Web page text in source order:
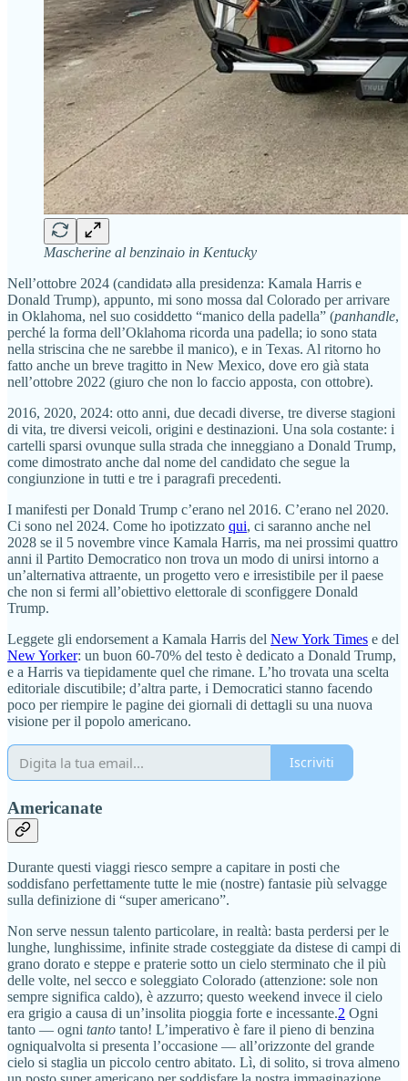
Mascherine al benzinaio in Kentucky
Nell’ottobre 2024 (candidatə alla presidenza: Kamala Harris e
Donald Trump), appunto, mi sono mossa dal Colorado per arrivare
in Oklahoma, nel suo cosiddetto “manico della padella” (panhandle,
perché la forma dell’Oklahoma ricorda una padella; io sono stata
nella striscina che ne sarebbe il manico), e in Texas. Al ritorno ho
fatto anche un breve tragitto in New Mexico, dove ero già stata
nell’ottobre 2022 (giuro che non lo faccio apposta, con ottobre).
2016, 2020, 2024: otto anni, due decadi diverse, tre diverse stagioni
di vita, tre diversi veicoli, origini e destinazioni. Una sola costante: i
cartelli sparsi ovunque sulla strada che inneggiano a Donald Trump,
come dimostrato anche dal nome del candidato che segue la
congiunzione in tutti e tre i paragrafi precedenti.
I manifesti per Donald Trump c’erano nel 2016. C’erano nel 2020.
Ci sono nel 2024. Come ho ipotizzato qui, ci saranno anche nel
2028 se il 5 novembre vince Kamala Harris, ma nei prossimi quattro
anni il Partito Democratico non trova un modo di unirsi intorno a
un’alternativa attraente, un progetto vero e irresistibile per il paese
che non si fermi all’obiettivo elettorale di sconfiggere Donald
Trump.
Leggete gli endorsement a Kamala Harris del New York Times e del
New Yorker: un buon 60-70% del testo è dedicato a Donald Trump,
e a Harris va tiepidamente quel che rimane. L’ho trovata una scelta
editoriale discutibile; d’altra parte, i Democratici stanno facendo
poco per riempire le pagine dei giornali di dettagli su una nuova
visione per il popolo americano.
Iscriviti
Americanate
Durante questi viaggi riesco sempre a capitare in posti che
soddisfano perfettamente tutte le mie (nostre) fantasie più selvagge
sulla definizione di “super americano”.
Non serve nessun talento particolare, in realtà: basta perdersi per le
lunghe, lunghissime, infinite strade costeggiate da distese di campi di
grano dorato e steppe e praterie sotto un cielo sterminato che il più
delle volte, nel secco e soleggiato Colorado (attenzione: sole non
sempre significa caldo), è azzurro; questo weekend invece il cielo
era grigio a causa di un’insolita pioggia forte e incessante.2 Ogni
tanto — ogni tanto tanto! L’imperativo è fare il pieno di benzina
ogniqualvolta si presenta l’occasione — all’orizzonte del grande
cielo si staglia un piccolo centro abitato. Lì, di solito, si trova almeno